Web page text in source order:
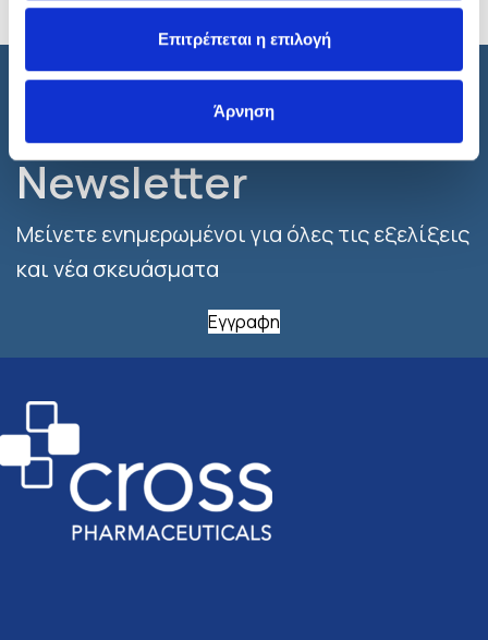
Επιτρέπεται η επιλογή
Άρνηση
Εγγραφτείτε στο
Newsletter
Μείνετε ενημερωμένοι για όλες τις εξελίξεις
και νέα σκευάσματα
Εγγραφη